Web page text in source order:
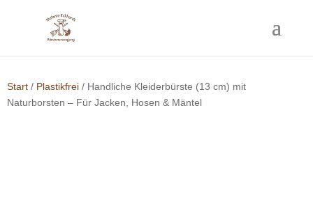
Start / Plastikfrei / Handliche Kleiderbürste (13 cm) mit
Naturborsten – Für Jacken, Hosen & Mäntel